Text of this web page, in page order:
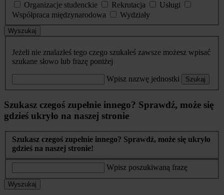
Organizacje studenckie
Rekrutacja
Usługi
Współpraca międzynarodowa
Wydziały
Wyszukaj
Jeżeli nie znalazłeś tego czego szukałeś zawsze możesz wpisać
szukane słowo lub frazę poniżej
Wpisz nazwę jednostki Szukaj
Szukasz czegoś zupełnie innego? Sprawdź, może się
gdzieś ukryło na naszej stronie
Szukasz czegoś zupełnie innego? Sprawdź, może się ukryło
gdzieś na naszej stronie!
Wpisz poszukiwaną frazę
Wyszukaj